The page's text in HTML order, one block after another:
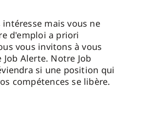
intéresse mais vous ne
d'emploi a priori
vous invitons à vous
Alerte. Notre Job
si une position qui
compétences se libère.